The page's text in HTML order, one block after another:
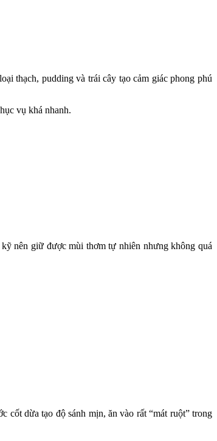
thạch, pudding và trái cây tạo cảm giác phong phú
vụ khá nhanh.
nên giữ được mùi thơm tự nhiên nhưng không quá
cốt dừa tạo độ sánh mịn, ăn vào rất “mát ruột” trong